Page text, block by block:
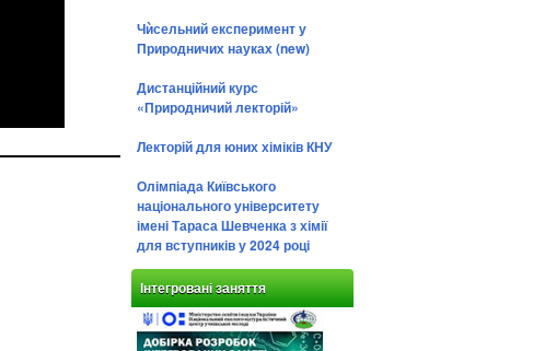
Чѝсельний експеримент у
Природничих науках (new)
Дистанційний курс
«Природничий лекторій»
Лекторій для юних хіміків КНУ
Олімпіада Київського
національного університету
імені Тараса Шевченка з хімії
для вступників у 2024 році
Інтегровані заняття